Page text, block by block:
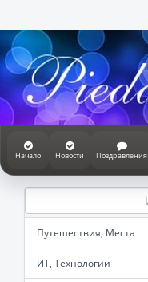
Начало Новости Поздравления
Путешествия, Места
ИТ, Технологии